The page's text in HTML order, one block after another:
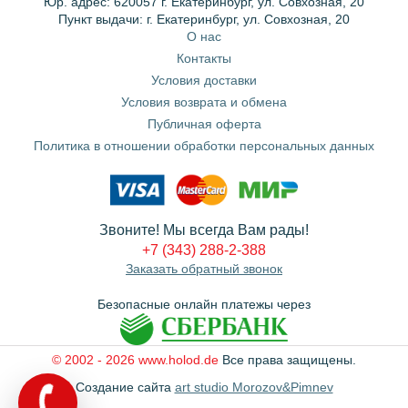
Пункт выдачи: г. Екатеринбург, ул. Совхозная, 20
О нас
Контакты
Условия доставки
Условия возврата и обмена
Публичная оферта
Политика в отношении обработки персональных данных
Звоните! Мы всегда Вам рады!
+7 (343) 288-2-388
Заказать обратный звонок
Безопасные онлайн платежы через
© 2002 - 2026 www.holod.de Все права защищены.
Создание сайта art studio Morozov&Pimnev